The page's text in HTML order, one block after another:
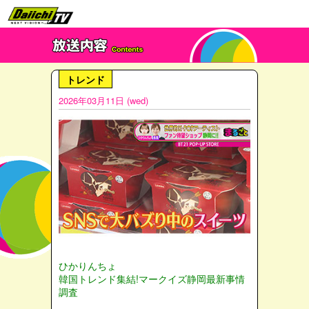
トレンド
2026年03月11日 (wed)
ひかりんちょ
韓国トレンド集結!マークイズ静岡最新事情
調査